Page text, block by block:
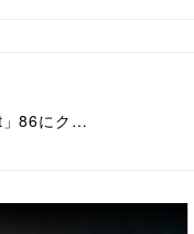
」86にク…